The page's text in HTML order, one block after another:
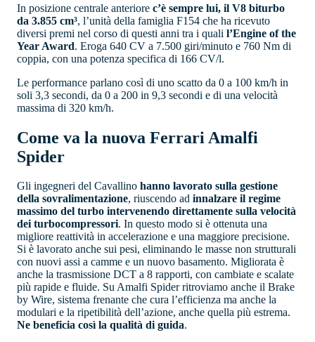
In posizione centrale anteriore c’è sempre lui, il V8 biturbo
da 3.855 cm³, l’unità della famiglia F154 che ha ricevuto
diversi premi nel corso di questi anni tra i quali l’Engine of the
Year Award. Eroga 640 CV a 7.500 giri/minuto e 760 Nm di
coppia, con una potenza specifica di 166 CV/l.
Le performance parlano così di uno scatto da 0 a 100 km/h in
soli 3,3 secondi, da 0 a 200 in 9,3 secondi e di una velocità
massima di 320 km/h.
Come va la nuova Ferrari Amalfi
Spider
Gli ingegneri del Cavallino hanno lavorato sulla gestione
della sovralimentazione, riuscendo ad innalzare il regime
massimo del turbo intervenendo direttamente sulla velocità
dei turbocompressori. In questo modo si è ottenuta una
migliore reattività in accelerazione e una maggiore precisione.
Si è lavorato anche sui pesi, eliminando le masse non strutturali
con nuovi assi a camme e un nuovo basamento. Migliorata è
anche la trasmissione DCT a 8 rapporti, con cambiate e scalate
più rapide e fluide. Su Amalfi Spider ritroviamo anche il Brake
by Wire, sistema frenante che cura l’efficienza ma anche la
modulari e la ripetibilità dell’azione, anche quella più estrema.
Ne beneficia così la qualità di guida.